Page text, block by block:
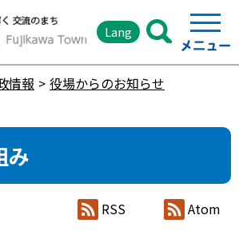
Lang
情報 役場からのお知らせ
み
RSS Atom